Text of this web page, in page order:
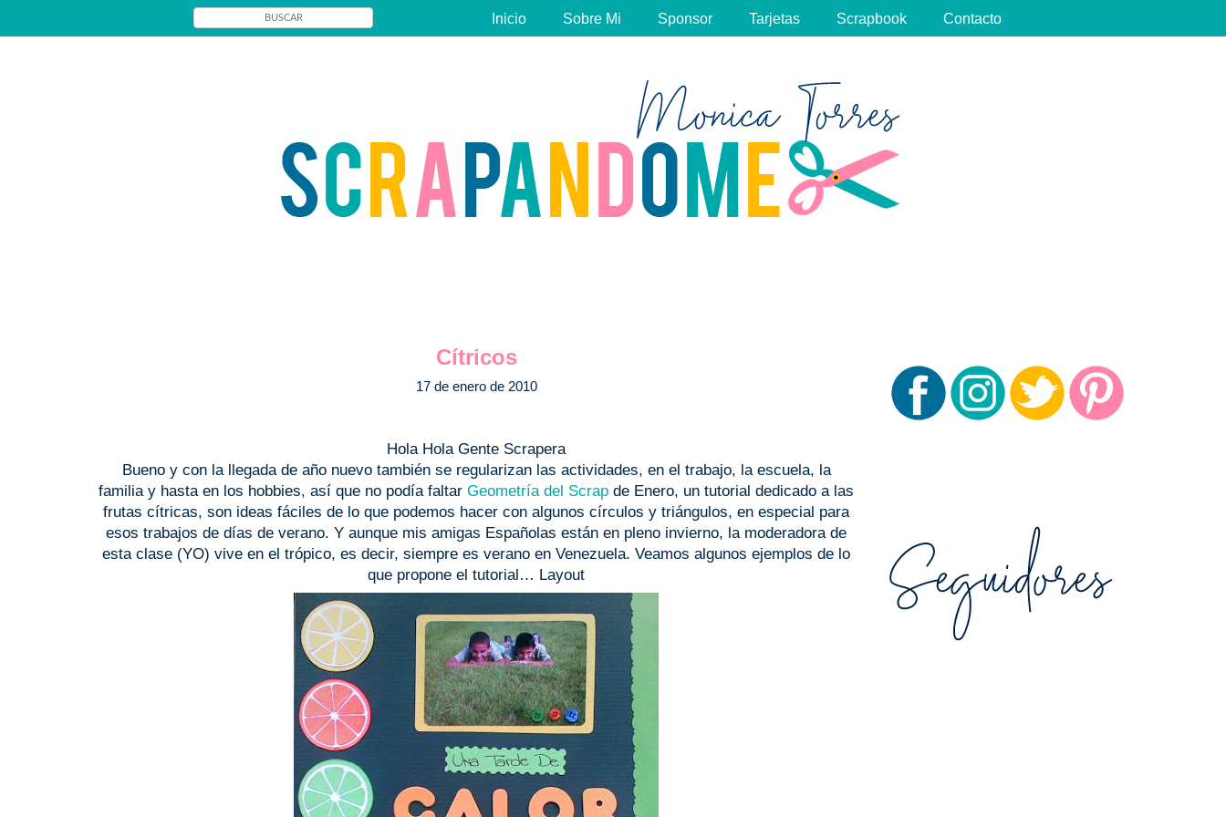
Inicio Sobre Mi Sponsor Tarjetas Scrapbook Contacto
Cítricos
17 de enero de 2010
Hola Hola Gente Scrapera
Bueno y con la llegada de año nuevo también se regularizan las actividades, en el trabajo, la escuela, la
familia y hasta en los hobbies, así que no podía faltar Geometría del Scrap de Enero, un tutorial dedicado a las
frutas cítricas, son ideas fáciles de lo que podemos hacer con algunos círculos y triángulos, en especial para
esos trabajos de días de verano. Y aunque mis amigas Españolas están en pleno invierno, la moderadora de
esta clase (YO) vive en el trópico, es decir, siempre es verano en Venezuela. Veamos algunos ejemplos de lo
que propone el tutorial… Layout